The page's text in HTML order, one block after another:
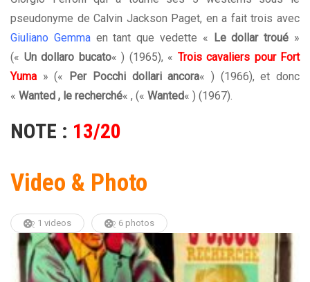
pseudonyme de Calvin Jackson Paget, en a fait trois avec
Giuliano Gemmaen tant que vedette « Le dollar troué »
(« Un dollaro bucato« ) (1965), « Trois cavaliers pour Fort
Yuma » (« Per Pocchi dollari ancora« ) (1966), et donc
« Wanted , le recherché« , (« Wanted« ) (1967).
NOTE : 13/20
Video & Photo
1 videos 6 photos